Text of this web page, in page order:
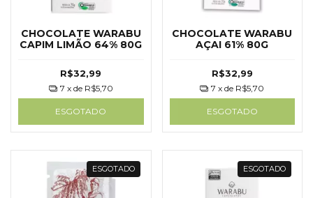
CHOCOLATE WARABU
CAPIM LIMÃO 64% 80G
R$32,99
7 x de R$5,70
ESGOTADO
CHOCOLATE WARABU
AÇAI 61% 80G
R$32,99
7 x de R$5,70
ESGOTADO
ESGOTADO ESGOTADO